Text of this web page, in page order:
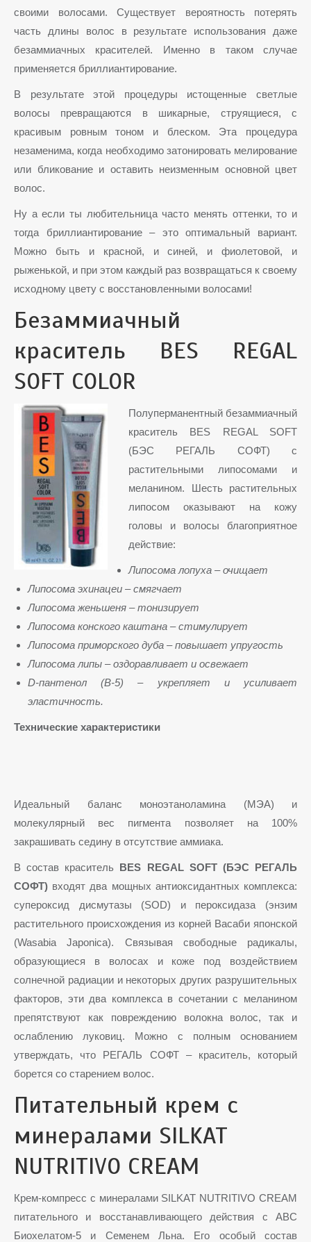
своими волосами. Существует вероятность потерять
часть длины волос в результате использования даже
безаммиачных красителей. Именно в таком случае
применяется бриллиантирование.
В результате этой процедуры истощенные светлые
волосы превращаются в шикарные, струящиеся, с
красивым ровным тоном и блеском. Эта процедура
незаменима, когда необходимо затонировать мелирование
или бликование и оставить неизменным основной цвет
волос.
Ну а если ты любительница часто менять оттенки, то и
тогда бриллиантирование – это оптимальный вариант.
Можно быть и красной, и синей, и фиолетовой, и
рыженькой, и при этом каждый раз возвращаться к своему
исходному цвету с восстановленными волосами!
Безаммиачный
краситель BES REGAL
SOFT COLOR
Полуперманентный безаммиачный
краситель BES REGAL SOFT
(БЭС РЕГАЛЬ СОФТ) с
растительными липосомами и
меланином. Шесть растительных
липосом оказывают на кожу
головы и волосы благоприятное
действие:
Липосома лопуха – очищает
Липосома эхинацеи – смягчает
Липосома женьшеня – тонизирует
Липосома конского каштана – стимулирует
Липосома приморского дуба – повышает упругость
Липосома липы – оздоравливает и освежает
D-пантенол (В-5) – укрепляет и усиливает
эластичность.
Технические характеристики
Идеальный баланс моноэтаноламина (МЭА) и
молекулярный вес пигмента позволяет на 100%
закрашивать седину в отсутствие аммиака.
В состав краситель BES REGAL SOFT (БЭС РЕГАЛЬ
СОФТ) входят два мощных антиоксидантных комплекса:
супероксид дисмутазы (SOD) и пероксидаза (энзим
растительного происхождения из корней Васаби японской
(Wasabia Japonica). Связывая свободные радикалы,
образующиеся в волосах и коже под воздействием
солнечной радиации и некоторых других разрушительных
факторов, эти два комплекса в сочетании с меланином
препятствуют как повреждению волокна волос, так и
ослаблению луковиц. Можно с полным основанием
утверждать, что РЕГАЛЬ СОФТ – краситель, который
борется со старением волос.
Питательный крем с
минералами SILKAT
NUTRITIVO CREAM
Крем-компресс с минералами SILKAT NUTRITIVO CREAM
питательного и восстанавливающего действия с АВС
Биохелатом-5 и Семенем Льна. Его особый состав